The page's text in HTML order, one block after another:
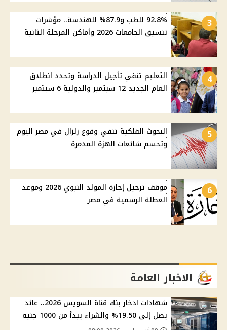
3
92.8% للطب و87.9% للهندسة.. مؤشرات
تنسيق الجامعات 2026 وأماكن المرحلة الثانية
4
التعليم تنفي تأجيل الدراسة وتحدد انطلاق
العام الجديد 12 سبتمبر والدولية 6 سبتمبر
5
البحوث الفلكية تنفي وقوع زلزال في مصر اليوم
وتحسم شائعات الهزة المدمرة
6
موقف ترحيل إجازة المولد النبوي 2026 وموعد
العطلة الرسمية في مصر
الاخبار العامة
شهادات ادخار بنك قناة السويس 2026.. عائد
يصل إلى 19.50% والشراء يبدأ من 1000 جنيه